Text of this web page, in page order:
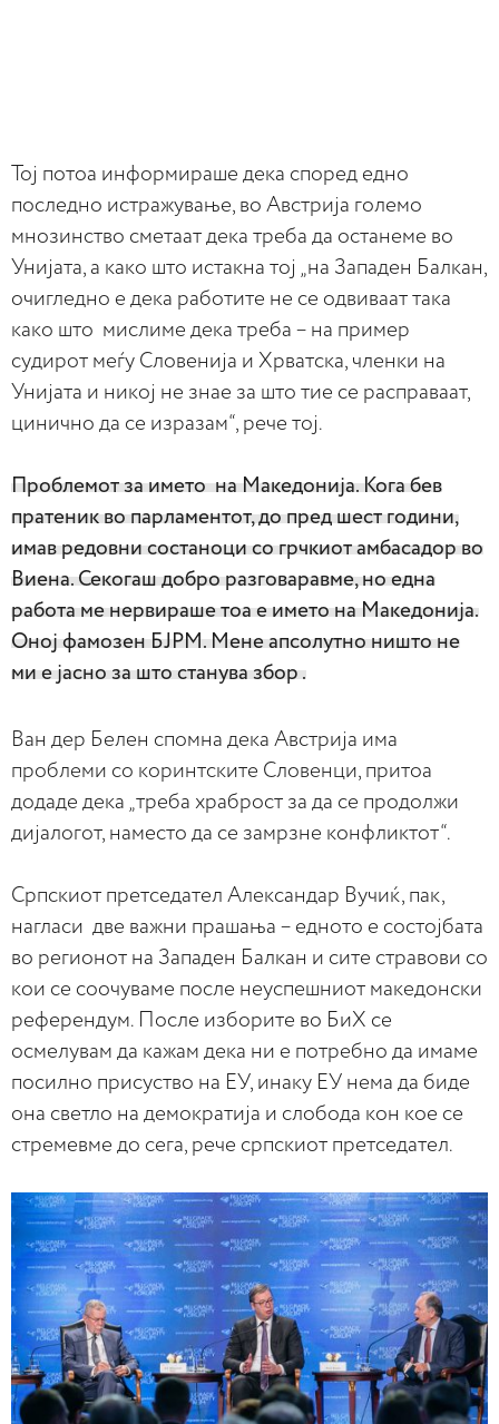
Тој потоа информираше дека според едно
последно истражување, во Австрија големо
мнозинство сметаат дека треба да останеме во
Унијата, а како што истакна тој „на Западен Балкан,
очигледно е дека работите не се одвиваат така
како што мислиме дека треба – на пример
судирот меѓу Словенија и Хрватска, членки на
Унијата и никој не знае за што тие се расправаат,
цинично да се изразам“, рече тој.
Проблемот за името на Македонија. Кога бев
пратеник во парламентот, до пред шест години,
имав редовни состаноци со грчкиот амбасадор во
Виена. Секогаш добро разговаравме, но една
работа ме нервираше тоа е името на Македонија.
Оној фамозен БЈРМ. Мене апсолутно ништо не
ми е јасно за што станува збор .
Ван дер Белен спомна дека Австрија има
проблеми со коринтските Словенци, притоа
додаде дека „треба храброст за да се продолжи
дијалогот, наместо да се замрзне конфликтот“.
Српскиот претседател Александар Вучиќ, пак,
нагласи две важни прашања – едното е состојбата
во регионот на Западен Балкан и сите стравови со
кои се соочуваме после неуспешниот македонски
референдум. После изборите во БиХ се
осмелувам да кажам дека ни е потребно да имаме
посилно присуство на ЕУ, инаку ЕУ нема да биде
она светло на демократија и слобода кон кое се
стремевме до сега, рече српскиот претседател.